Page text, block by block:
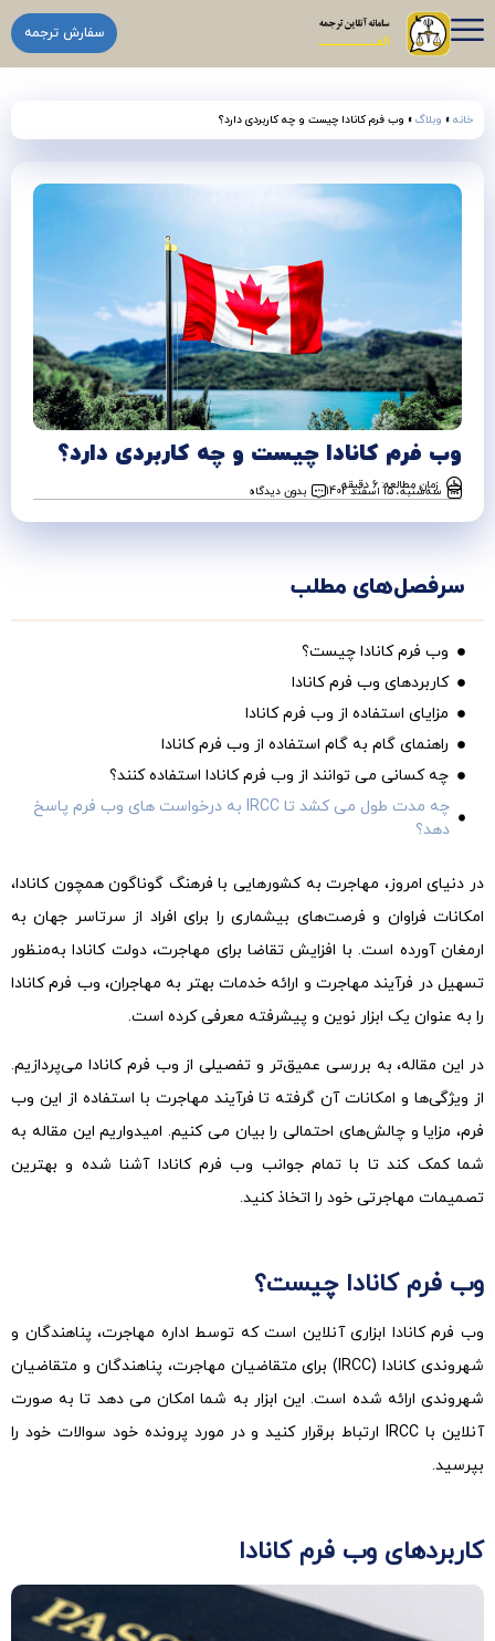
سفارش ترجمه
خانه » وبلاگ » وب فرم کانادا چیست و چه کاربردی دارد؟
وب فرم کانادا چیست و چه کاربردی دارد؟
زمان مطالعه: 6 دقیقه
سه‌شنبه، 15 اسفند 1402 بدون دیدگاه
سرفصل‌های مطلب
وب فرم کانادا چیست؟
کاربردهای وب فرم کانادا
مزایای استفاده از وب فرم کانادا
راهنمای گام به گام استفاده از وب فرم کانادا
چه کسانی می توانند از وب فرم کانادا استفاده کنند؟
چه مدت طول می کشد تا IRCC به درخواست های وب فرم پاسخ
دهد؟
در دنیای امروز، مهاجرت به کشورهایی با فرهنگ گوناگون همچون کانادا،
امکانات فراوان و فرصت‌های بیشماری را برای افراد از سرتاسر جهان به
ارمغان آورده است. با افزایش تقاضا برای مهاجرت، دولت کانادا به‌منظور
تسهیل در فرآیند مهاجرت و ارائه خدمات بهتر به مهاجران، وب فرم کانادا
را به عنوان یک ابزار نوین و پیشرفته معرفی کرده است.
در این مقاله، به بررسی عمیق‌تر و تفصیلی از وب فرم کانادا می‌پردازیم.
از ویژگی‌ها و امکانات آن گرفته تا فرآیند مهاجرت با استفاده از این وب
فرم، مزایا و چالش‌های احتمالی را بیان می کنیم. امیدواریم این مقاله به
شما کمک کند تا با تمام جوانب وب فرم کانادا آشنا شده و بهترین
تصمیمات مهاجرتی خود را اتخاذ کنید.
وب فرم کانادا چیست؟
وب فرم کانادا ابزاری آنلاین است که توسط اداره مهاجرت، پناهندگان و
شهروندی کانادا (IRCC) برای متقاضیان مهاجرت، پناهندگان و متقاضیان
شهروندی ارائه شده است. این ابزار به شما امکان می دهد تا به صورت
آنلاین با IRCC ارتباط برقرار کنید و در مورد پرونده خود سوالات خود را
بپرسید.
کاربردهای وب فرم کانادا